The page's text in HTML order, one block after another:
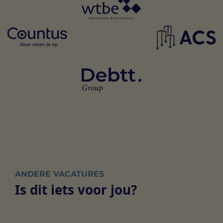
ANDERE VACATURES
Is dit iets voor jou?